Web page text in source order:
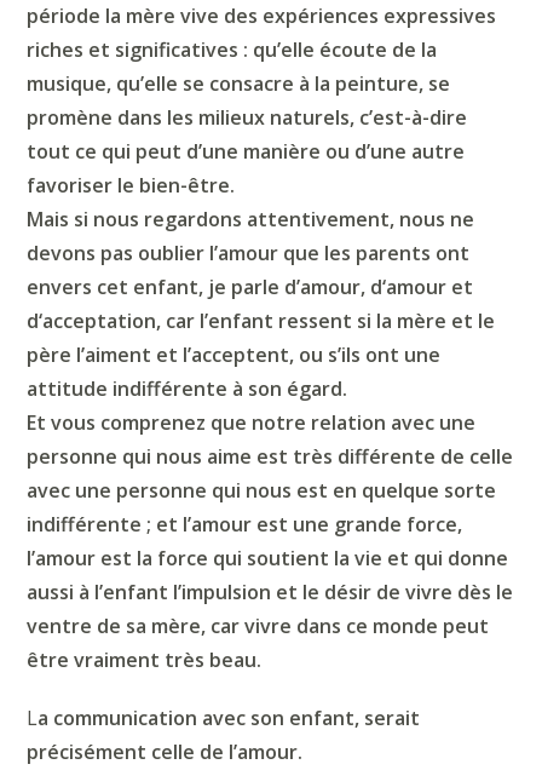
période la mère vive des expériences expressives
riches et significatives : qu’elle écoute de la
musique, qu’elle se consacre à la peinture, se
promène dans les milieux naturels, c’est-à-dire
tout ce qui peut d’une manière ou d’une autre
favoriser le bien-être.
Mais si nous regardons attentivement, nous ne
devons pas oublier l’amour que les parents ont
envers cet enfant, je parle d’amour, d‘amour et
d‘acceptation, car l’enfant ressent si la mère et le
père l’aiment et l’acceptent, ou s’ils ont une
attitude indifférente à son égard.
Et vous comprenez que notre relation avec une
personne qui nous aime est très différente de celle
avec une personne qui nous est en quelque sorte
indifférente ; et l’amour est une grande force,
l’amour est la force qui soutient la vie et qui donne
aussi à l’enfant l’impulsion et le désir de vivre dès le
ventre de sa mère, car vivre dans ce monde peut
être vraiment très beau.
La communication avec son enfant, serait
précisément celle de l’amour.